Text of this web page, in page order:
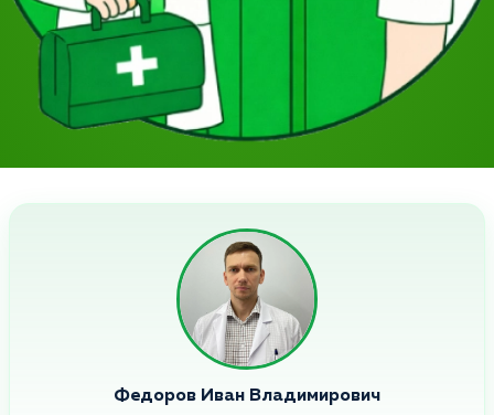
Федоров Иван Владимирович